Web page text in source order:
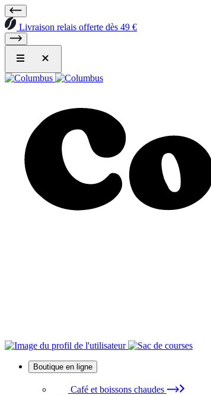
Livraison relais offerte dès 49 €
Boutique en ligne
Café et boissons chaudes